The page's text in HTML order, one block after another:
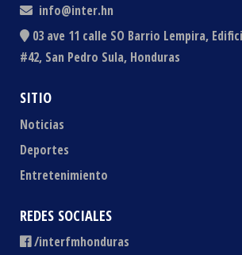
info@inter.hn
03 ave 11 calle SO Barrio Lempira,
#42, San Pedro Sula, Honduras
SITIO
Noticias
Deportes
Entretenimiento
REDES SOCIALES
/interfmhonduras